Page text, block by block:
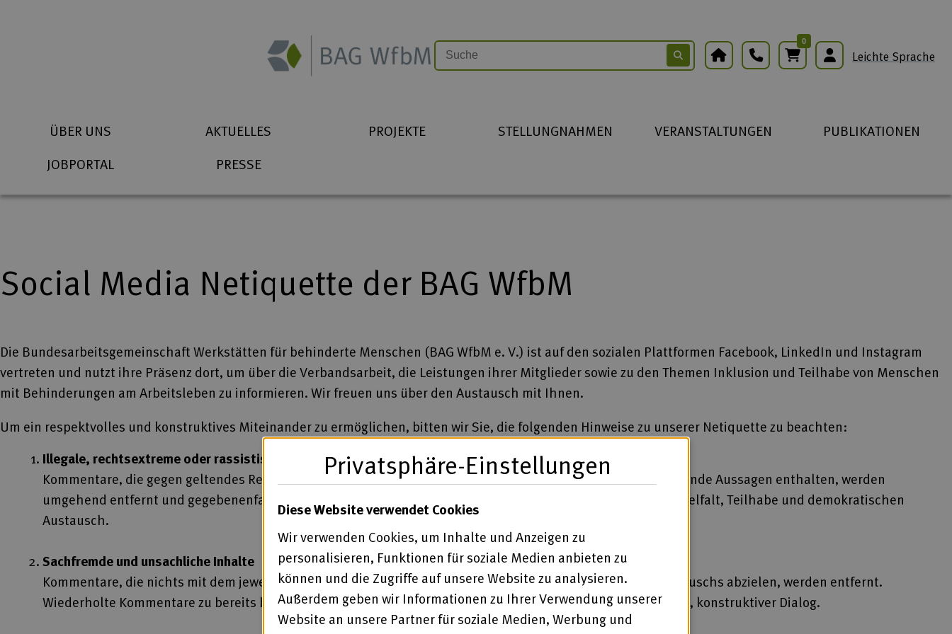
Warenkorb
0
Leichte Sprache
ÜBER UNS AKTUELLES PROJEKTE STELLUNGNAHMEN VERANSTALTUNGEN
PUBLIKATIONEN
JOBPORTAL
PRESSE
Social Media Netiquette der BAG WfbM
Die Bundesarbeitsgemeinschaft Werkstätten für behinderte Menschen (BAG WfbM e. V.) ist auf den sozialen Plattformen Facebook, LinkedIn und Instagram
vertreten und nutzt ihre Präsenz dort, um über die Verbandsarbeit, die Leistungen ihrer Mitglieder sowie zu den Themen Inklusion und Teilhabe von Menschen
mit Behinderungen am Arbeitsleben zu informieren. Wir freuen uns über den Austausch mit Ihnen.
Um ein respektvolles und konstruktives Miteinander zu ermöglichen, bitten wir Sie, die folgenden Hinweise zu unserer Netiquette zu beachten:
Illegale, rechtsextreme oder rassistische Inhalte
Kommentare, die gegen geltendes Recht verstoßen oder rechtsextreme, rassistische oder menschenverachtende Aussagen enthalten, werden
umgehend entfernt und gegebenenfalls den zuständigen Stellen gemeldet. Unsere Plattformen stehen für Vielfalt, Teilhabe und demokratischen
Austausch.
Sachfremde und unsachliche Inhalte
Kommentare, die nichts mit dem jeweiligen Beitrag zu tun haben oder auf Provokation und Störung des Austauschs abzielen, werden entfernt.
Wiederholte Kommentare zu bereits beantworteten Themen können ausgeblendet werden. Ziel ist ein offener, konstruktiver Dialog.
Privatsphäre-Einstellungen
Diese Website verwendet Cookies
Wir verwenden Cookies, um Inhalte und Anzeigen zu
personalisieren, Funktionen für soziale Medien anbieten zu
können und die Zugriffe auf unsere Website zu analysieren.
Außerdem geben wir Informationen zu Ihrer Verwendung unserer
Website an unsere Partner für soziale Medien, Werbung und